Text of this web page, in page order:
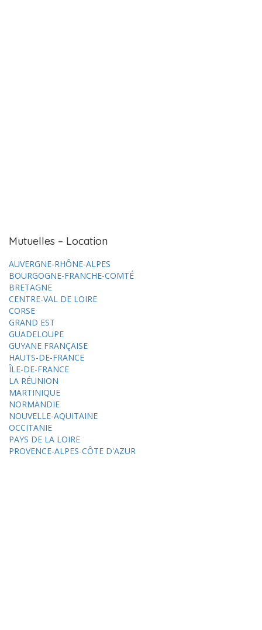
Mutuelles – Location
AUVERGNE-RHÔNE-ALPES
BOURGOGNE-FRANCHE-COMTÉ
BRETAGNE
CENTRE-VAL DE LOIRE
CORSE
GRAND EST
GUADELOUPE
GUYANE FRANÇAISE
HAUTS-DE-FRANCE
ÎLE-DE-FRANCE
LA RÉUNION
MARTINIQUE
NORMANDIE
NOUVELLE-AQUITAINE
OCCITANIE
PAYS DE LA LOIRE
PROVENCE-ALPES-CÔTE D'AZUR